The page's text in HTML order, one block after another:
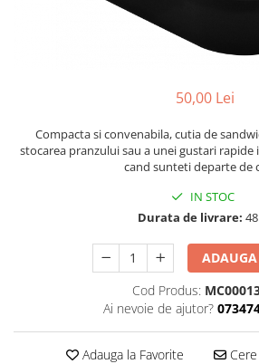
50,00 Lei
Compacta si convenabila, cutia de
stocarea pranzului sau a unei gustari
cand sunteti departe de
IN STOC
Durata de livrare:
Cod Produs:
Ai nevoie de ajutor?
Adauga la Favorite Cere